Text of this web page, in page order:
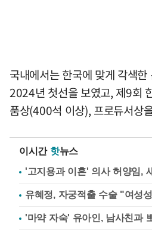
국내에서는 한국에 맞게 각색
2024년 첫선을 보였고, 제9회
품상(400석 이상), 프로듀서상
이시간 핫뉴스
'고지용과 이혼' 의사 허양임,
유혜정, 자궁적출 수술 "여성
'마약 자숙' 유아인, 남사친과